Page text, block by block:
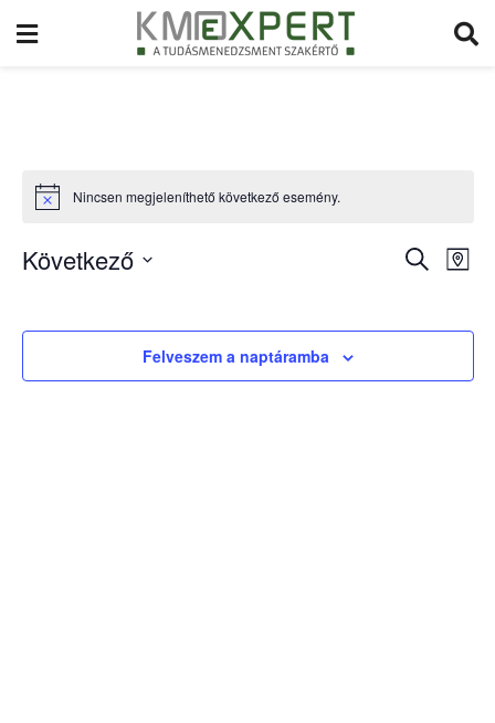
Nincsen megjeleníthető következő esemény.
and
Views
Keresett
Map
Következő
Felveszem a naptáramba